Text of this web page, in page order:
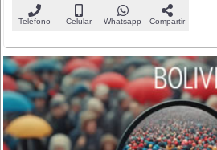
Teléfono Celular Whatsapp Compartir